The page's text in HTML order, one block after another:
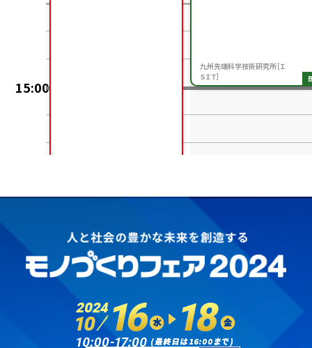
15:00
16:00
福岡県工業技術センター／福
岡県工業技術センタークラブ
A5
九州先端科学技術研究所［Ｉ
ＳＩＴ］
B8_製造業が直面する人
手不足や生産性の課題を
DXで解決サポート！
ムラテックフロンティア